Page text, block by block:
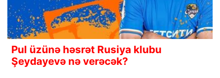
Pul üzünə həsrət Rusiya klubu
Şeydayevə nə verəcək?